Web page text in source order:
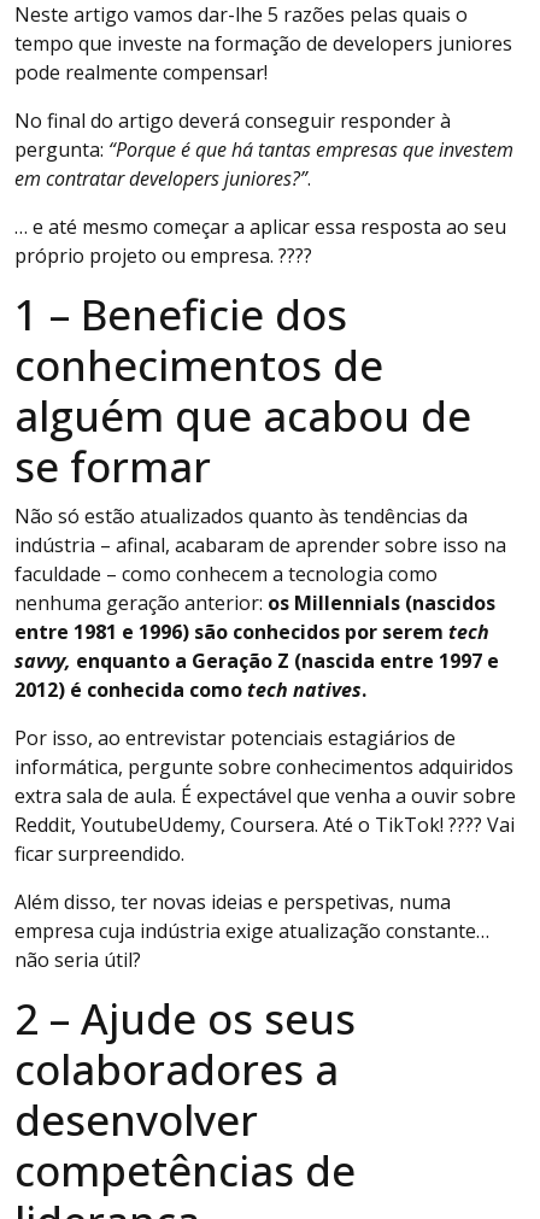
Neste artigo vamos dar-lhe 5 razões pelas quais o
tempo que investe na formação de developers juniores
pode realmente compensar!
No final do artigo deverá conseguir responder à
pergunta: “Porque é que há tantas empresas que investem
em contratar developers juniores?”.
… e até mesmo começar a aplicar essa resposta ao seu
próprio projeto ou empresa. ????
1 – Beneficie dos
conhecimentos de
alguém que acabou de
se formar
Não só estão atualizados quanto às tendências da
indústria – afinal, acabaram de aprender sobre isso na
faculdade – como conhecem a tecnologia como
nenhuma geração anterior: os Millennials (nascidos
entre 1981 e 1996) são conhecidos por serem tech
savvy, enquanto a Geração Z (nascida entre 1997 e
2012) é conhecida comotech natives.
Por isso, ao entrevistar potenciais estagiários de
informática, pergunte sobre conhecimentos adquiridos
extra sala de aula. É expectável que venha a ouvir sobre
Reddit, YoutubeUdemy, Coursera. Até o TikTok! ???? Vai
ficar surpreendido.
Além disso, ter novas ideias e perspetivas, numa
empresa cuja indústria exige atualização constante…
não seria útil?
2 – Ajude os seus
colaboradores a
desenvolver
competências de